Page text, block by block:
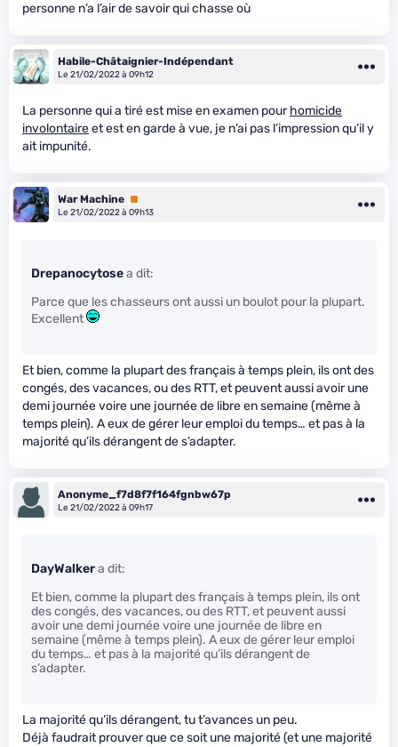
personne n’a l’air de savoir qui chasse où
Habile-Châtaignier-Indépendant
Le 21/02/2022 à 09h12
La personne qui a tiré est mise en examen pourhomicide
involontaireet est en garde à vue, je n’ai pas l’impression qu’il y
ait impunité.
War Machine Premium
Le 21/02/2022 à 09h13
Drepanocytosea dit:
Parce que les chasseurs ont aussi un boulot pour la plupart.
Excellent
Et bien, comme la plupart des français à temps plein, ils ont des
congés, des vacances, ou des RTT, et peuvent aussi avoir une
demi journée voire une journée de libre en semaine (même à
temps plein). A eux de gérer leur emploi du temps… et pas à la
majorité qu’ils dérangent de s’adapter.
Anonyme_f7d8f7f164fgnbw67p
Le 21/02/2022 à 09h17
DayWalkera dit:
Et bien, comme la plupart des français à temps plein, ils ont
des congés, des vacances, ou des RTT, et peuvent aussi
avoir une demi journée voire une journée de libre en
semaine (même à temps plein). A eux de gérer leur emploi
du temps… et pas à la majorité qu’ils dérangent de
s’adapter.
La majorité qu’ils dérangent, tu t’avances un peu.
Déjà faudrait prouver que ce soit une majorité (et une majorité